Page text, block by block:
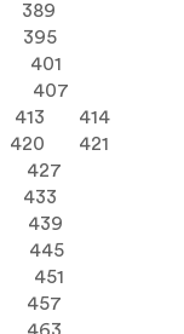
389
395
401
407
413
414
420
421
427
433
439
445
451
457